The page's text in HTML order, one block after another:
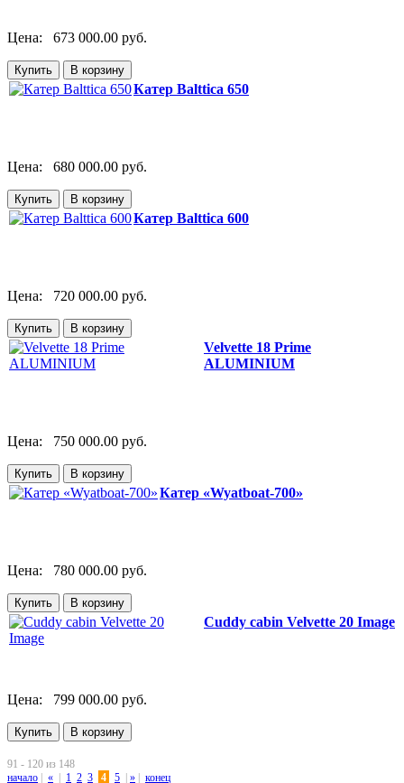
Цена: 673 000.00 руб.
Катер Balttica 650
Цена: 680 000.00 руб.
Катер Balttica 600
Цена: 720 000.00 руб.
Velvette 18 Prime
ALUMINIUM
Цена: 750 000.00 руб.
Катер «Wyatboat-700»
Цена: 780 000.00 руб.
Cuddy cabin Velvette 20 Image
Цена: 799 000.00 руб.
91 - 120 из 148
начало | « | 1 2 3 4 5 | » | конец